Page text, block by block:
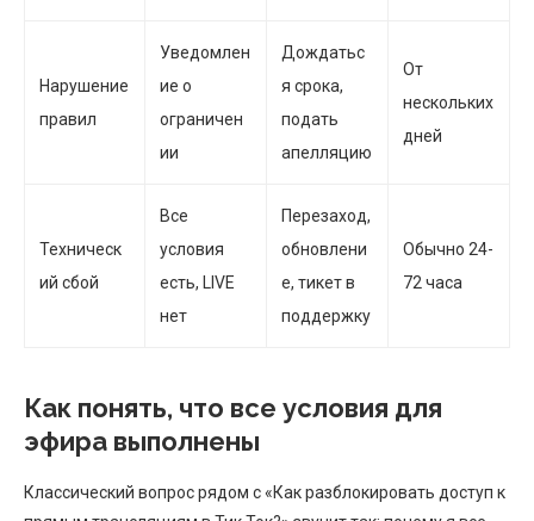
Нарушение
правил
Уведомлен
ие о
ограничен
ии
Дождатьс
я срока,
подать
апелляцию
От
нескольких
дней
Техническ
ий сбой
Все
условия
есть, LIVE
нет
Перезаход,
обновлени
е, тикет в
поддержку
Обычно 24-
72 часа
Как понять, что все условия для
эфира выполнены
Классический вопрос рядом с «Как разблокировать доступ к